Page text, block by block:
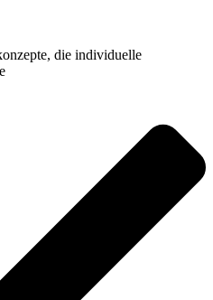
die individuelle